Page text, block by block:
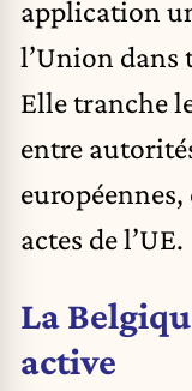
application
l’Union dans
Elle tranche
entre
actes de l’UE.
La
active